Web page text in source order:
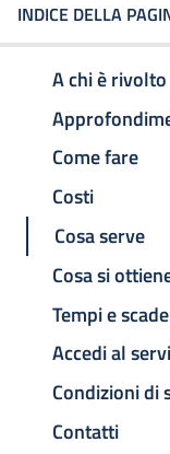
INDICE DELLA
A chi è rivolto
Come fare
Costi
Cosa serve
Cosa si
Tempi e
Accedi al
Condizioni di
Contatti